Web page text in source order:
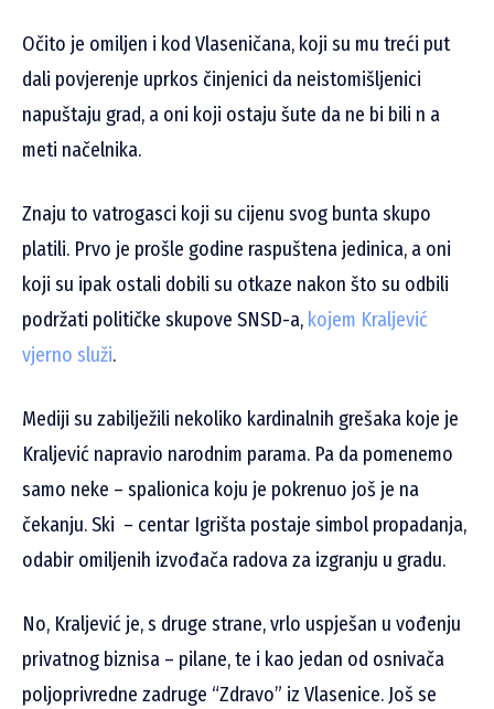
Očito je omiljen i kod Vlaseničana, koji su mu treći put
dali povjerenje uprkos činjenici da neistomišljenici
napuštaju grad, a oni koji ostaju šute da ne bi bili n a
meti načelnika.
Znaju to vatrogasci koji su cijenu svog bunta skupo
platili. Prvo je prošle godine raspuštena jedinica, a oni
koji su ipak ostali dobili su otkaze nakon što su odbili
podržati političke skupove SNSD-a, kojem Kraljević
vjerno služi.
Mediji su zabilježili nekoliko kardinalnih grešaka koje je
Kraljević napravio narodnim parama. Pa da pomenemo
samo neke – spalionica koju je pokrenuo još je na
čekanju. Ski – centar Igrišta postaje simbol propadanja,
odabir omiljenih izvođača radova za izgranju u gradu.
No, Kraljević je, s druge strane, vrlo uspješan u vođenju
privatnog biznisa – pilane, te i kao jedan od osnivača
poljoprivredne zadruge “Zdravo” iz Vlasenice. Još se